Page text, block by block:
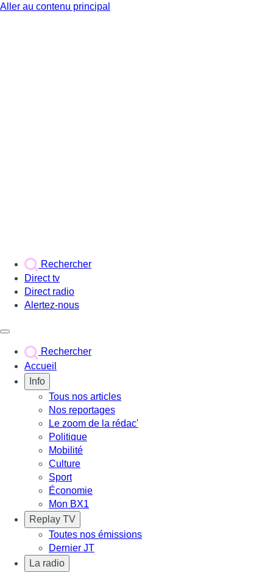
Aller au contenu principal
Rechercher
Direct tv
Direct radio
Alertez-nous
Rechercher
Accueil
Info
Tous nos articles
Nos reportages
Le zoom de la rédac'
Politique
Mobilité
Culture
Sport
Économie
Mon BX1
Replay TV
Toutes nos émissions
Dernier JT
La radio